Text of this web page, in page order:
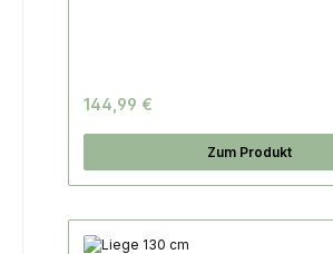
144,99 €
Zum Produkt